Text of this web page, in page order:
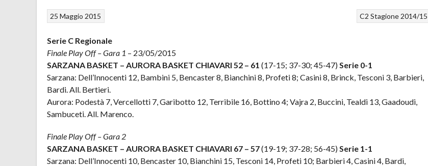
C2 Stagione 2014/15
25 Maggio 2015
Serie C Regionale
Finale Play Off – Gara 1 – 23/05/2015
SARZANA BASKET – AURORA BASKET CHIAVARI 52 – 61 (17-15; 37-30; 45-47) Serie 0-1
Sarzana: Dell’Innocenti 12, Bambini 5, Bencaster 8, Bianchini 8, Profeti 8; Casini 8, Brinck, Tesconi 3, Barbieri,
Bardi. All. Bertieri.
Aurora: Podestà 7, Vercellotti 7, Garibotto 12, Terribile 16, Bottino 4; Vajra 2, Buccini, Tealdi 13, Gaadoudi,
Sambuceti. All. Marenco.
Finale Play Off – Gara 2
SARZANA BASKET – AURORA BASKET CHIAVARI 67 – 57(19-19; 37-28; 56-45) Serie 1-1
Sarzana: Dell’Innocenti 10, Bencaster 10, Bianchini 15, Tesconi 14, Profeti 10; Barbieri 4, Casini 4, Bardi,